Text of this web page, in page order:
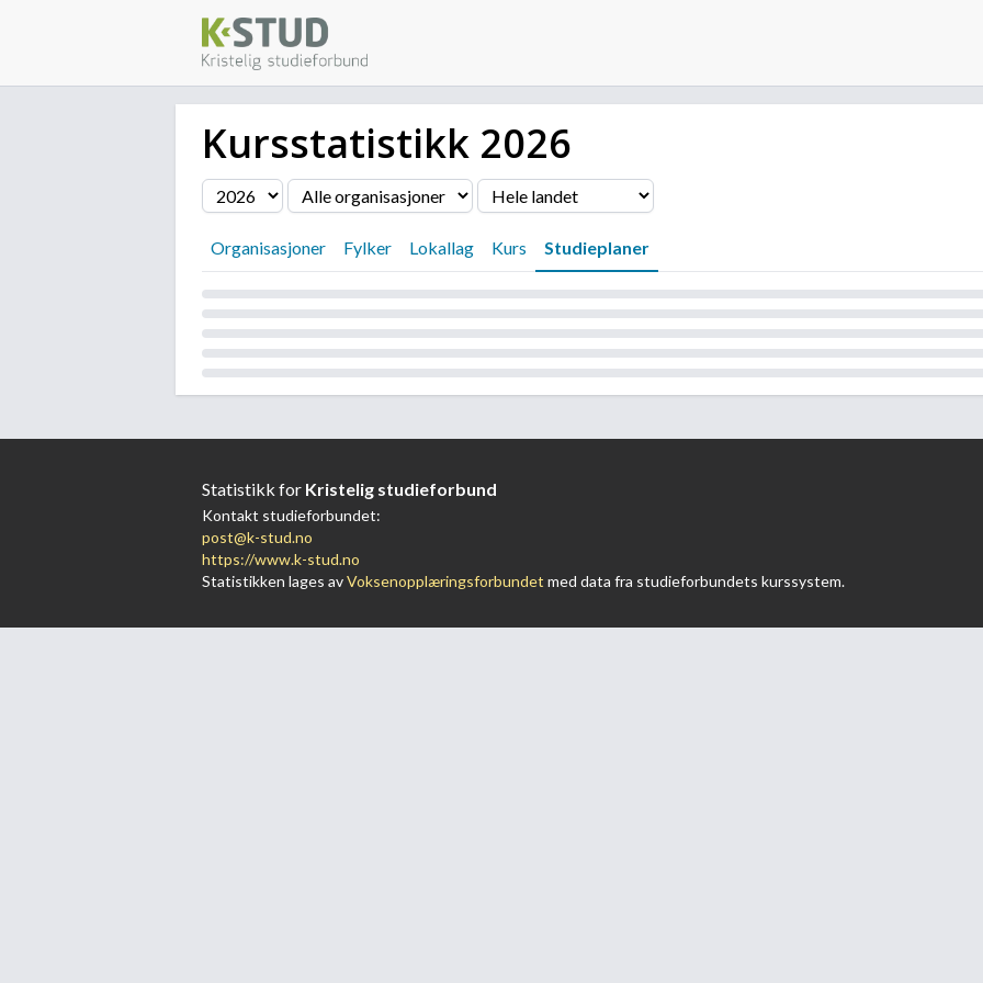
Kursstatistikk 2026
Filter
Organisasjoner Fylker Lokallag Kurs Studieplaner
Statistikk for Kristelig studieforbund
Kontakt studieforbundet:
post@k-stud.no
https://www.k-stud.no
Statistikken lages avVoksenopplæringsforbundet med data fra studieforbundets kurssystem.